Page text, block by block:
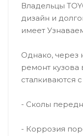
Владельцы
дизайн и
имеет
Однако, через
ремонт кузова
сталкиваются
- Сколы
- Коррозия